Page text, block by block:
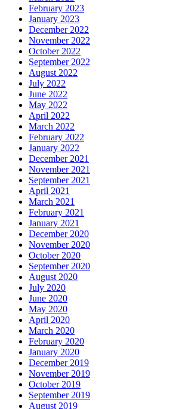
February 2023
January 2023
December 2022
November 2022
October 2022
September 2022
August 2022
July 2022
June 2022
May 2022
April 2022
March 2022
February 2022
January 2022
December 2021
November 2021
September 2021
April 2021
March 2021
February 2021
January 2021
December 2020
November 2020
October 2020
September 2020
August 2020
July 2020
June 2020
May 2020
April 2020
March 2020
February 2020
January 2020
December 2019
November 2019
October 2019
September 2019
August 2019